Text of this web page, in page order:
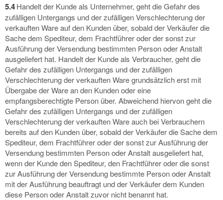
5.4Handelt der Kunde als Unternehmer, geht die Gefahr des
zufälligen Untergangs und der zufälligen Verschlechterung der
verkauften Ware auf den Kunden über, sobald der Verkäufer die
Sache dem Spediteur, dem Frachtführer oder der sonst zur
Ausführung der Versendung bestimmten Person oder Anstalt
ausgeliefert hat. Handelt der Kunde als Verbraucher, geht die
Gefahr des zufälligen Untergangs und der zufälligen
Verschlechterung der verkauften Ware grundsätzlich erst mit
Übergabe der Ware an den Kunden oder eine
empfangsberechtigte Person über. Abweichend hiervon geht die
Gefahr des zufälligen Untergangs und der zufälligen
Verschlechterung der verkauften Ware auch bei Verbrauchern
bereits auf den Kunden über, sobald der Verkäufer die Sache dem
Spediteur, dem Frachtführer oder der sonst zur Ausführung der
Versendung bestimmten Person oder Anstalt ausgeliefert hat,
wenn der Kunde den Spediteur, den Frachtführer oder die sonst
zur Ausführung der Versendung bestimmte Person oder Anstalt
mit der Ausführung beauftragt und der Verkäufer dem Kunden
diese Person oder Anstalt zuvor nicht benannt hat.